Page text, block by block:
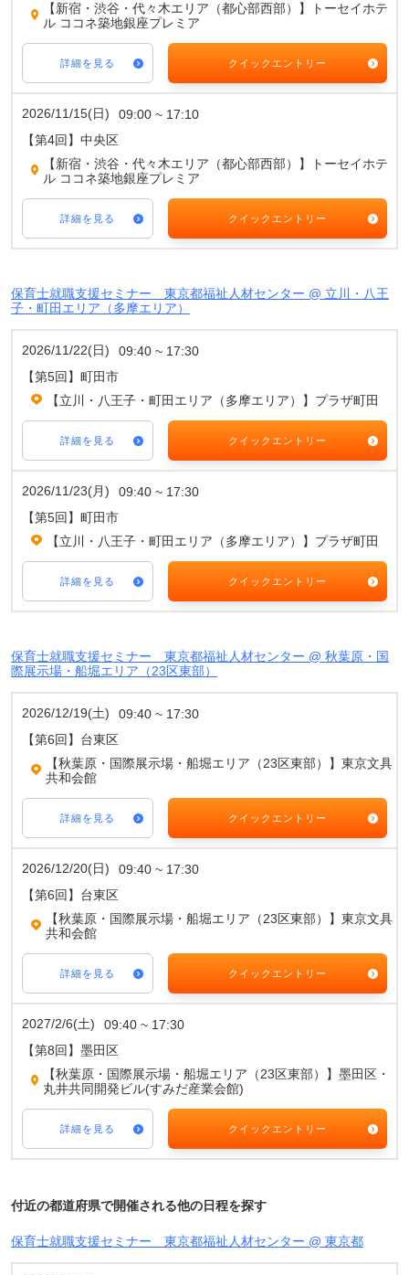
【新宿・渋谷・代々木エリア（都心部西部）】トーセイホテ
ル ココネ築地銀座プレミア
詳細を見る クイックエントリー
2026/11/15(日)
09:00 ~ 17:10
【第4回】中央区
【新宿・渋谷・代々木エリア（都心部西部）】トーセイホテ
ル ココネ築地銀座プレミア
詳細を見る クイックエントリー
保育士就職支援セミナー 東京都福祉人材センター @ 立川・八王
子・町田エリア（多摩エリア）
2026/11/22(日)
09:40 ~ 17:30
【第5回】町田市
【立川・八王子・町田エリア（多摩エリア）】プラザ町田
詳細を見る クイックエントリー
2026/11/23(月)
09:40 ~ 17:30
【第5回】町田市
【立川・八王子・町田エリア（多摩エリア）】プラザ町田
詳細を見る クイックエントリー
保育士就職支援セミナー 東京都福祉人材センター @ 秋葉原・国
際展示場・船堀エリア（23区東部）
2026/12/19(土)
09:40 ~ 17:30
【第6回】台東区
【秋葉原・国際展示場・船堀エリア（23区東部）】東京文具
共和会館
詳細を見る クイックエントリー
2026/12/20(日)
09:40 ~ 17:30
【第6回】台東区
【秋葉原・国際展示場・船堀エリア（23区東部）】東京文具
共和会館
詳細を見る クイックエントリー
2027/2/6(土)
09:40 ~ 17:30
【第8回】墨田区
【秋葉原・国際展示場・船堀エリア（23区東部）】墨田区・
丸井共同開発ビル(すみだ産業会館)
詳細を見る クイックエントリー
付近の都道府県で開催される他の日程を探す
保育士就職支援セミナー 東京都福祉人材センター @ 東京都